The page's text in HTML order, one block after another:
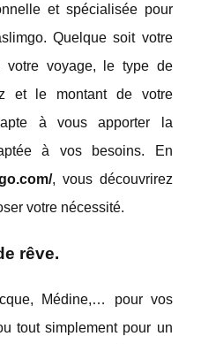
et spécialisée pour
Quelque soit votre
voyage, le type de
et le montant de votre
à vous apporter la
à vos besoins. En
, vous découvrirez
votre nécessité.
rêve.
Médine,… pour vos
tout simplement pour un